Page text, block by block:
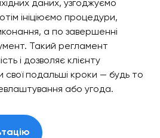
даних, узгоджуємо
ініціюємо процедури,
а по завершенні
Такий регламент
і дозволяє клієнту
свої подальші кроки — будь то
або угода.